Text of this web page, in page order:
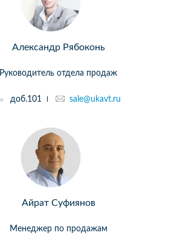
Александр Рябоконь
Руководитель отдела продаж
доб.101 sale@ukavt.ru
Айрат Суфиянов
Менеджер по продажам